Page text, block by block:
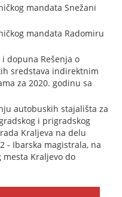
mandata Snežani
mandata Radomiru
dopuna Rešenja o
sredstava indirektnim
za 2020. godinu sa
autobuskih stajališta za
i prigradskog
Kraljeva na delu
- Ibarska magistrala, na
Kraljevo do